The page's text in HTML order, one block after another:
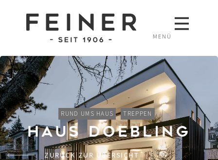
MENÜ
RUND UMS HAUS TREPPEN
Haus Doebling
ZURÜCK ZUR ÜBERSICHT